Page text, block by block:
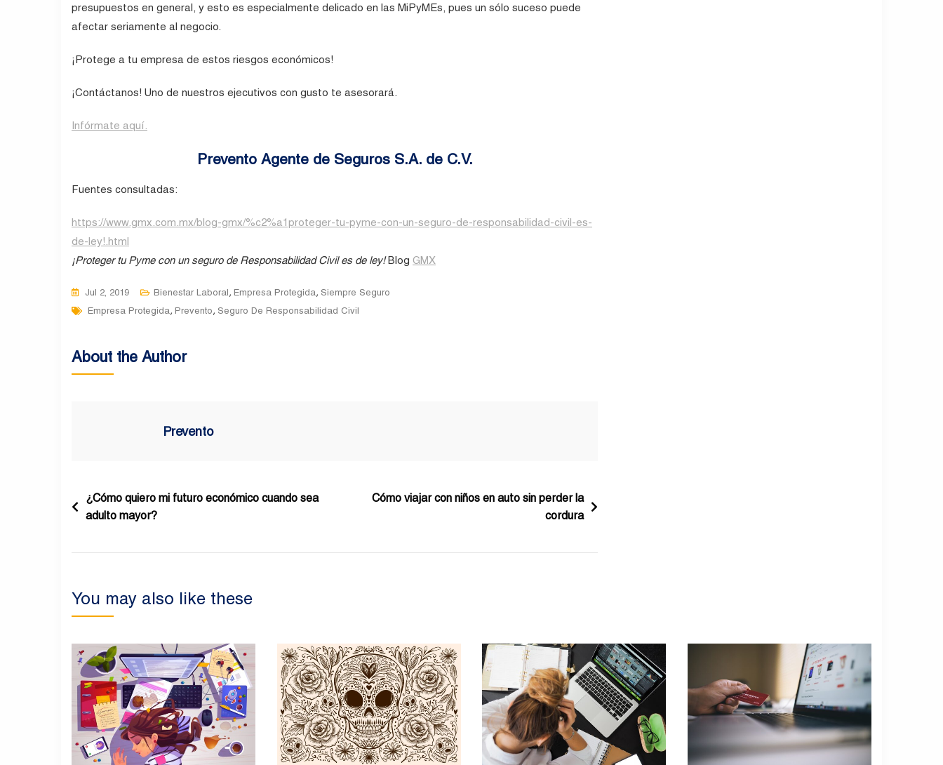
presupuestos en general, y esto es especialmente delicado en las MiPyMEs, pues un sólo suceso puede
afectar seriamente al negocio.
¡Protege a tu empresa de estos riesgos económicos!
¡Contáctanos! Uno de nuestros ejecutivos con gusto te asesorará.
Infórmate aquí.
Prevento Agente de Seguros S.A. de C.V.
Fuentes consultadas:
https://www.gmx.com.mx/blog-gmx/%c2%a1proteger-tu-pyme-con-un-seguro-de-responsabilidad-civil-es-
de-ley!.html
¡Proteger tu Pyme con un seguro de Responsabilidad Civil es de ley!Blog GMX
Jul 2, 2019 Bienestar Laboral, Empresa Protegida, Siempre Seguro
Tags
Empresa Protegida, Prevento, Seguro De Responsabilidad Civil
About the Author
Prevento
Navegación
de
¿Cómo quiero mi futuro económico cuando sea
adulto mayor?
Cómo viajar con niños en auto sin perder la
cordura
You may also like these